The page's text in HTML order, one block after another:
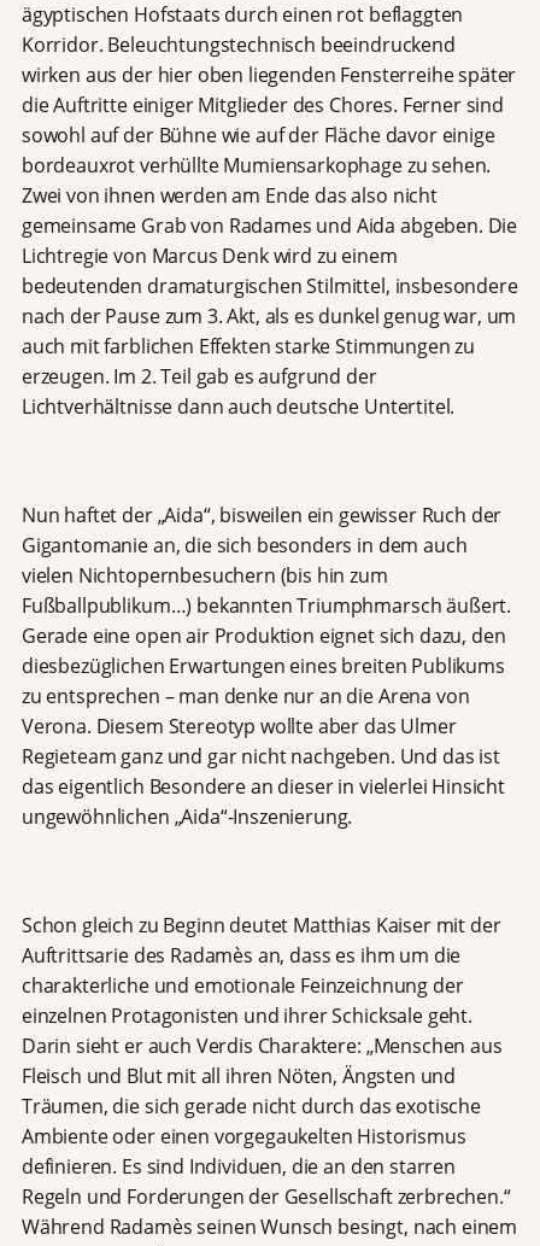
ägyptischen Hofstaats durch einen rot beflaggten
Korridor. Beleuchtungstechnisch beeindruckend
wirken aus der hier oben liegenden Fensterreihe später
die Auftritte einiger Mitglieder des Chores. Ferner sind
sowohl auf der Bühne wie auf der Fläche davor einige
bordeauxrot verhüllte Mumiensarkophage zu sehen.
Zwei von ihnen werden am Ende das also nicht
gemeinsame Grab von Radames und Aida abgeben. Die
Lichtregie von Marcus Denk wird zu einem
bedeutenden dramaturgischen Stilmittel, insbesondere
nach der Pause zum 3. Akt, als es dunkel genug war, um
auch mit farblichen Effekten starke Stimmungen zu
erzeugen. Im 2. Teil gab es aufgrund der
Lichtverhältnisse dann auch deutsche Untertitel.
Nun haftet der „Aida“, bisweilen ein gewisser Ruch der
Gigantomanie an, die sich besonders in dem auch
vielen Nichtopernbesuchern (bis hin zum
Fußballpublikum…) bekannten Triumphmarsch äußert.
Gerade eine open air Produktion eignet sich dazu, den
diesbezüglichen Erwartungen eines breiten Publikums
zu entsprechen – man denke nur an die Arena von
Verona. Diesem Stereotyp wollte aber das Ulmer
Regieteam ganz und gar nicht nachgeben. Und das ist
das eigentlich Besondere an dieser in vielerlei Hinsicht
ungewöhnlichen „Aida“-Inszenierung.
Schon gleich zu Beginn deutet Matthias Kaiser mit der
Auftrittsarie des Radamès an, dass es ihm um die
charakterliche und emotionale Feinzeichnung der
einzelnen Protagonisten und ihrer Schicksale geht.
Darin sieht er auch Verdis Charaktere: „Menschen aus
Fleisch und Blut mit all ihren Nöten, Ängsten und
Träumen, die sich gerade nicht durch das exotische
Ambiente oder einen vorgegaukelten Historismus
definieren. Es sind Individuen, die an den starren
Regeln und Forderungen der Gesellschaft zerbrechen.“
Während Radamès seinen Wunsch besingt, nach einem